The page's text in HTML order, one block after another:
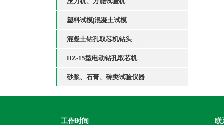
塑料试模|混凝土试模
混凝土钻孔取芯机钻头
HZ-15型电动钻孔取芯机
砂浆、石膏、砖类试验仪器
工作时间 联